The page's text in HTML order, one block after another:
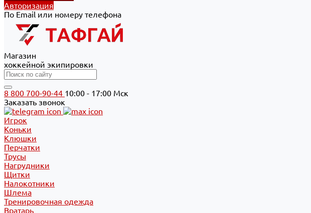
Авторизация
По Email или номеру телефона
Магазин
хоккейной экипировки
8 800 700-90-44 10:00 - 17:00 Мск
Заказать звонок
Игрок
Коньки
Клюшки
Перчатки
Трусы
Нагрудники
Щитки
Налокотники
Шлема
Тренировочная одежда
Вратарь